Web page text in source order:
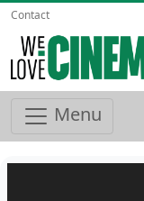
Contact
Menu